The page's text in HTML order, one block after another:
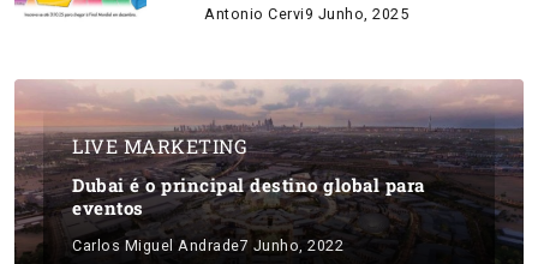
Antonio Cervi 9 Junho, 2025
LIVE MARKETING
Dubai é o principal destino global para
eventos
Carlos Miguel Andrade7 Junho, 2022